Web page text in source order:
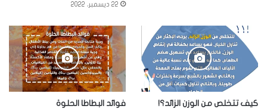
22 ديسمبر، 2022
كيف تتخلص من الوزن الزائد؟! فوائد البطاطا الحلوة